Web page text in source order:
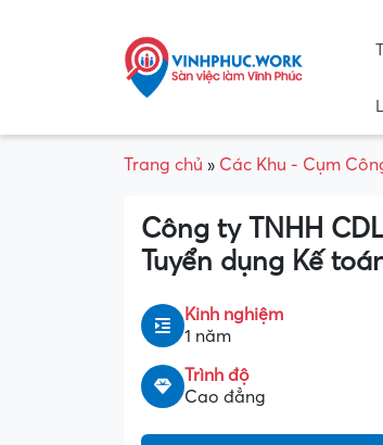
Trang chủ » Các Khu - Cụm
Công ty TNHH
Tuyển dụng Kế
Kinh nghiệm
1 năm
Trình độ
Cao đẳng